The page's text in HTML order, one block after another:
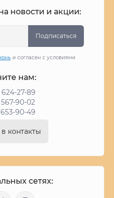
новости и акции:
Подписаться
и согласен с условиями
нам:
27-89
90-02
90-49
контакты
сетях: